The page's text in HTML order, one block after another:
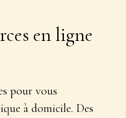
en ligne
pour vous
à domicile. Des